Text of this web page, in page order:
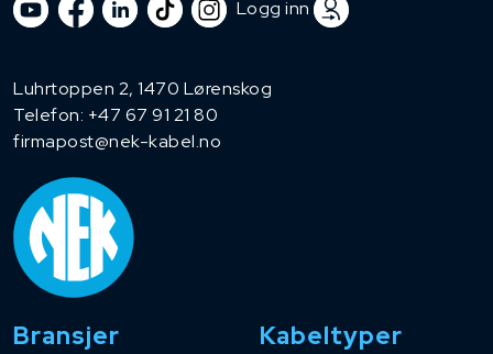
Logg inn
Luhrtoppen 2, 1470 Lørenskog
Telefon: +47 67 91 21 80
firmapost@nek-kabel.no
Bransjer Kabeltyper